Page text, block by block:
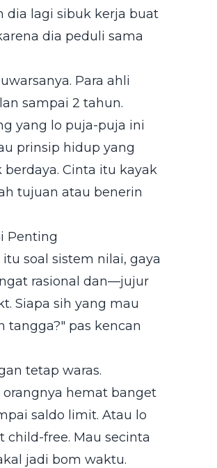
dia lagi sibuk kerja buat
dia peduli sama
Para ahli
sampai 2 tahun.
yang lo puja-puja ini
prinsip hidup yang
Cinta itu kayak
tujuan atau benerin
Penting
soal sistem nilai, gaya
rasional dan—jujur
Siapa sih yang mau
tangga?" pas kencan
tetap waras.
hemat banget
saldo limit. Atau lo
child-free. Mau secinta
jadi bom waktu.